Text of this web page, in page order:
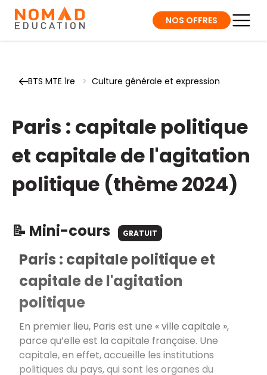
NOS OFFRES
BTS MTE 1re > Culture générale et expression
Paris : capitale politique
et capitale de l'agitation
politique (thème 2024)
📝 Mini-cours GRATUIT
Paris : capitale politique et
capitale de l'agitation
politique
En premier lieu, Paris est une « ville capitale »,
parce qu’elle est la capitale française. Une
capitale, en effet, accueille les institutions
politiques du pays, qui sont les organes du